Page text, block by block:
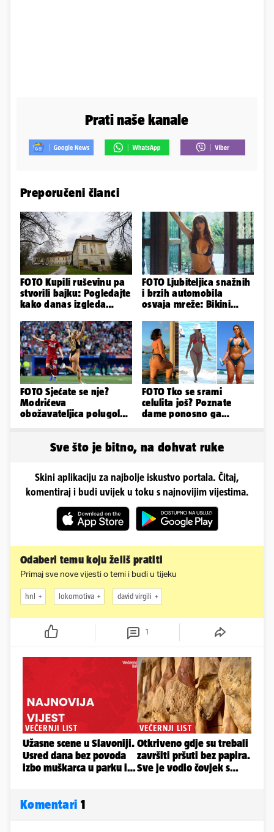
Prati naše kanale
Preporučeni članci
FOTO Kupili ruševinu pa
stvorili bajku: Pogledajte
kako danas izgleda
FOTO Ljubiteljica snažnih
i brzih automobila
osvaja mreže: Bikini
snagama
FOTO Sjećate se nje?
Modrićeva
obožavateljica polugola
FOTO Tko se srami
celulita još? Poznate
dame ponosno ga
Sve što je bitno, na dohvat ruke
Skini aplikaciju za najbolje iskustvo portala. Čitaj,
komentiraj i budi uvijek u toku s najnovijim vijestima.
Odaberi temu koju želiš pratiti
Primaj sve nove vijesti o temi i budi u tijeku
hnl lokomotiva david virgili
1
Komentari 1